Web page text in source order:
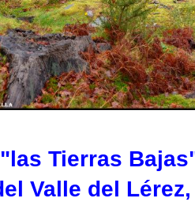
Tierras
Valle del